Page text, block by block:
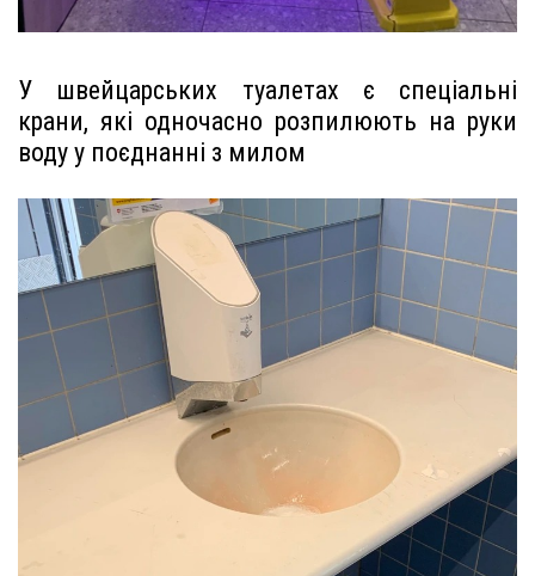
У швейцарських туалетах є спеціальні
крани, які одночасно розпилюють на руки
воду у поєднанні з милом